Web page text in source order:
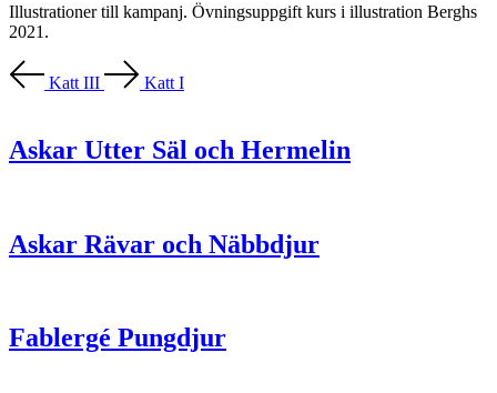
Illustrationer till kampanj. Övningsuppgift kurs i illustration Berghs
2021.
Katt III Katt I
Askar Utter Säl och Hermelin
Askar Rävar och Näbbdjur
Fablergé Pungdjur